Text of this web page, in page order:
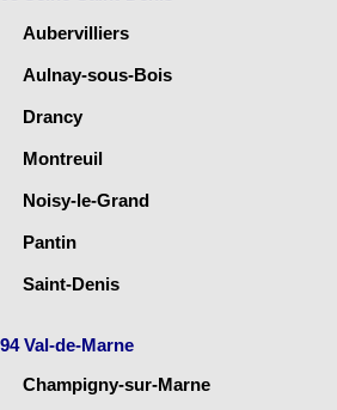
Aubervilliers
Aulnay-sous-Bois
Drancy
Montreuil
Noisy-le-Grand
Pantin
Saint-Denis
94 Val-de-Marne
Champigny-sur-Marne